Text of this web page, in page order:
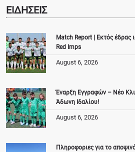
ΕΙΔΗΣΕΙΣ
Match Report | Εκτός έδρας
Red Imps
August 6, 2026
Έναρξη Εγγραφών – Νέο
Άδωνη Ιδαλίου!
August 6, 2026
Πληροφοριες για το